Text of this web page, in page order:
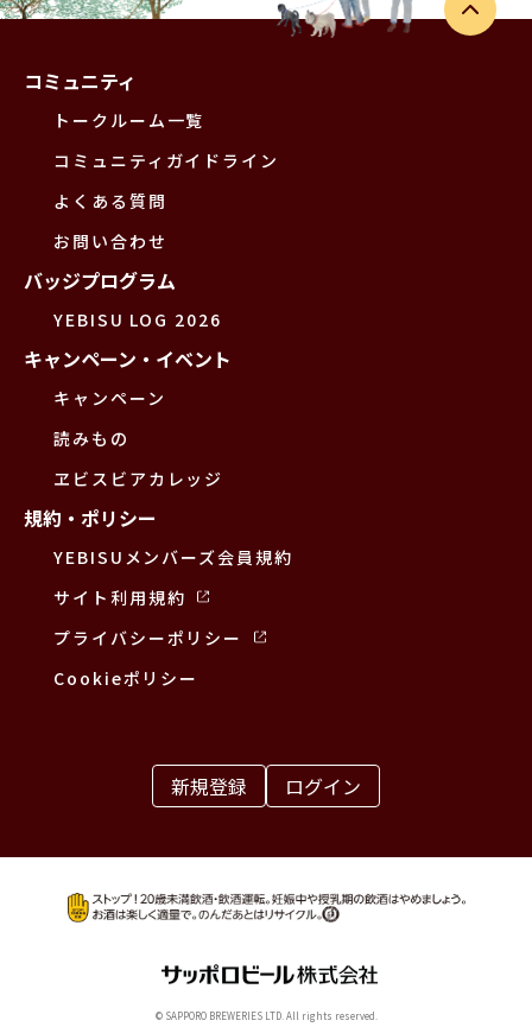
コミュニティ
トークルーム一覧
コミュニティガイドライン
よくある質問
お問い合わせ
バッジプログラム
YEBISU LOG 2026
キャンペーン・イベント
キャンペーン
読みもの
ヱビスビアカレッジ
規約・ポリシー
YEBISUメンバーズ会員規約
サイト利用規約
プライバシーポリシー
Cookieポリシー
新規登録 ログイン
© SAPPORO BREWERIES LTD. All rights reserved.